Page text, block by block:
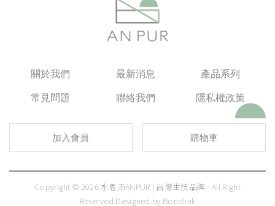
關於我們 最新消息
產品系列
常見問題
聯絡我們 隱私權政策
加入會員 購物車
Copyright © 2026 水恩沛ANPUR | 台灣生技品牌 - All Right
Reserved.Designed by Bondlink